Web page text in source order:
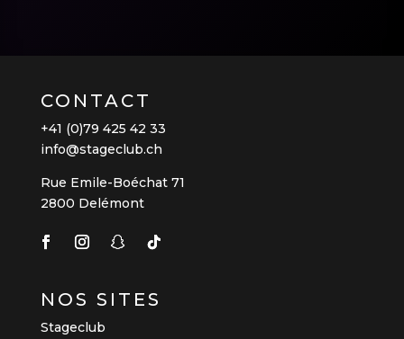
CONTACT
+41 (0)79 425 42 33
info@stageclub.ch
Rue Emile-Boéchat 71
2800 Delémont
NOS SITES
Stageclub